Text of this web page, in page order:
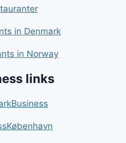
in Denmark
in Norway
links